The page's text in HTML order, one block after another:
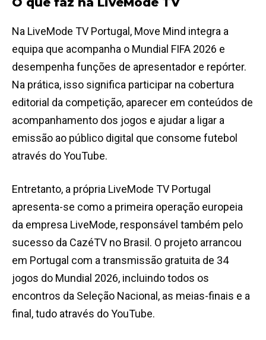
Na LiveMode TV Portugal, Move Mind integra a
equipa que acompanha o Mundial FIFA 2026 e
desempenha funções de apresentador e repórter.
Na prática, isso significa participar na cobertura
editorial da competição, aparecer em conteúdos de
acompanhamento dos jogos e ajudar a ligar a
emissão ao público digital que consome futebol
através do YouTube.
Entretanto, a própria LiveMode TV Portugal
apresenta-se como a primeira operação europeia
da empresa LiveMode, responsável também pelo
sucesso da CazéTV no Brasil. O projeto arrancou
em Portugal com a transmissão gratuita de 34
jogos do Mundial 2026, incluindo todos os
encontros da Seleção Nacional, as meias-finais e a
final, tudo através do YouTube.